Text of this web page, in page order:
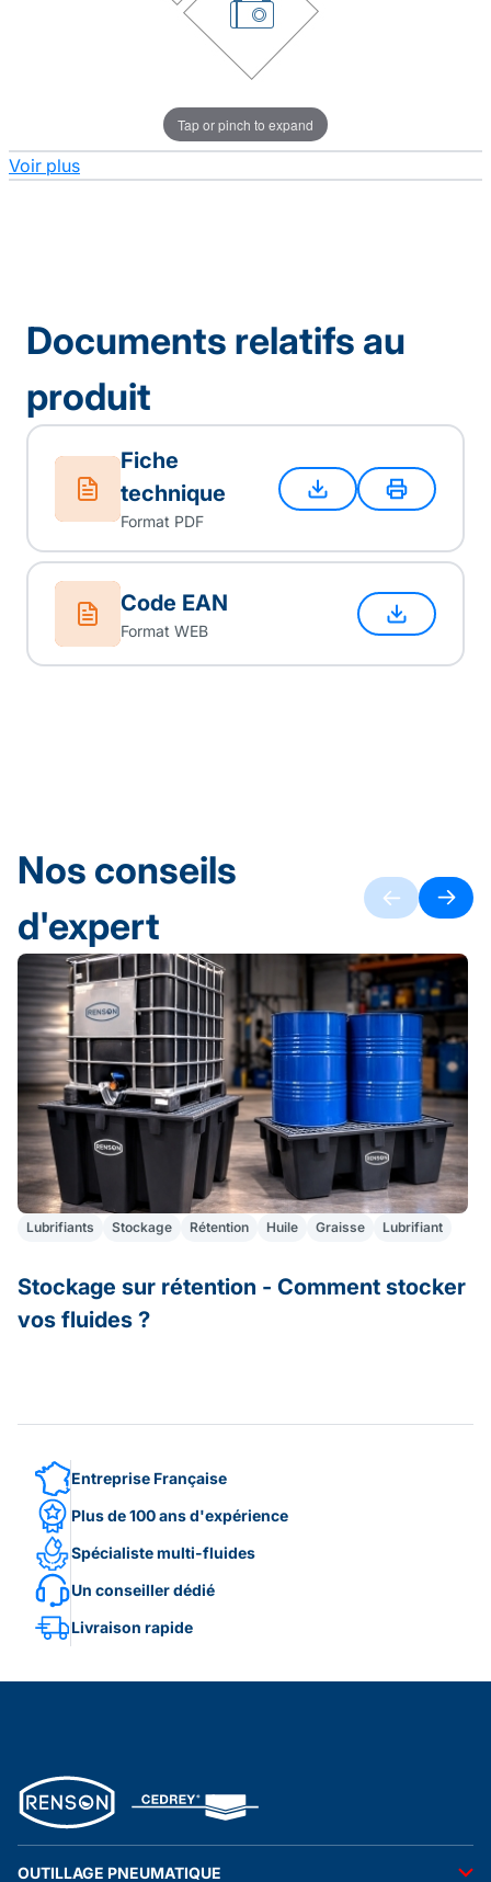
Tap or pinch to expand
Voir plus
Documents relatifs au
produit
Fiche
technique
Format PDF
Code EAN
Format WEB
Nos conseils
d'expert
Lubrifiants Stockage Rétention Huile Graisse Lubrifiant
Stockage sur rétention - Comment stocker
vos fluides ?
Entreprise Française
Plus de 100 ans d'expérience
Spécialiste multi-fluides
Un conseiller dédié
Livraison rapide
OUTILLAGE PNEUMATIQUE